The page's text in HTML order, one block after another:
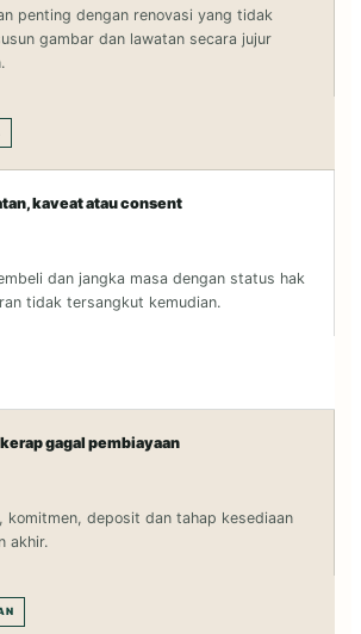
penting dengan renovasi yang tidak
gambar dan lawatan secara jujur
kaveat atau consent
dan jangka masa dengan status hak
tidak tersangkut kemudian.
gagal pembiayaan
komitmen, deposit dan tahap kesediaan
akhir.